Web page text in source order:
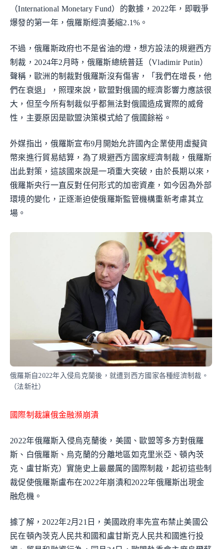
（International Monetary Fund）的數據，2022年，即戰爭
爆發的第一年，俄羅斯經濟萎縮2.1%。
不過，俄羅斯政府也不是省油的燈，想方設法的規避西方
制裁，2024年2月時，俄羅斯總統普廷（Vladimir Putin）
聲稱，歐洲的制裁對俄羅斯沒有傷害，「我們在增長，他
們在衰退」，照理來說，歐盟對俄國的經濟影響力應該很
大，但至今所有制裁似乎都無法對俄國造成實際的威脅
性，主要原因是歐盟決策模式給了俄國餘裕。
外媒指出，俄羅斯宣布9月開始允許國內企業使用虛擬貨
幣來進行貿易結算，為了規避西方國家經濟制裁，俄羅斯
出此對策，這該國來說是一項重大突破，由於長期以來，
俄羅斯央行一直反對任何形式的加密資產，如今因為外部
環境的變化，正逐漸迫使俄羅斯監管機構重新考慮其立
場。
俄羅斯自2022年入侵烏克蘭後，就遭到西方國家各種經濟制裁。
（法新社）
國際制裁讓俄金融瀕崩潰
2022年俄羅斯入侵烏克蘭後，美國、歐盟等多方對俄羅
斯、白俄羅斯、烏克蘭的分離地區如克里米亞、頓內茨
克、盧甘斯克）實施史上最嚴厲的國際制裁，起初這些制
裁促使俄羅斯盧布在2022年崩潰和2022年俄羅斯出現金
融危機。
據了解，2022年2月21日，美國政府率先宣布禁止美國公
民在頓內茨克人民共和國和盧甘斯克人民共和國進行投